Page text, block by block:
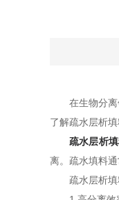
在生物分离领
了解疏水层析
疏水层析
离。疏水填料
疏水层析填